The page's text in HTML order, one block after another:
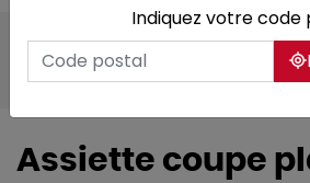
Tous les produits
Arts de la
Vaisselle
Assiettes &
Assiette coupe
Indiquez votre code